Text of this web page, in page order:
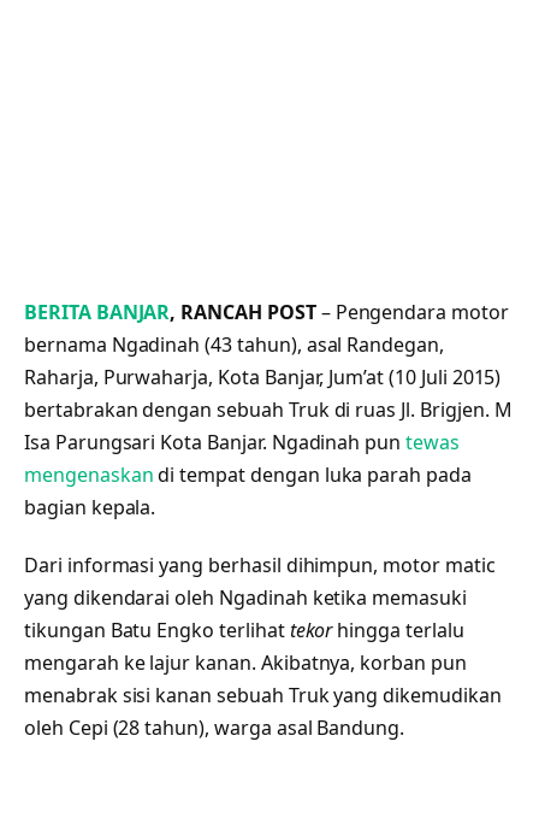
BERITA BANJAR, RANCAH POST– Pengendara motor
bernama Ngadinah (43 tahun), asal Randegan,
Raharja, Purwaharja, Kota Banjar, Jum’at (10 Juli 2015)
bertabrakan dengan sebuah Truk di ruas Jl. Brigjen. M
Isa Parungsari Kota Banjar. Ngadinah puntewas
mengenaskandi tempat dengan luka parah pada
bagian kepala.
Dari informasi yang berhasil dihimpun, motor matic
yang dikendarai oleh Ngadinah ketika memasuki
tikungan Batu Engko terlihattekorhingga terlalu
mengarah ke lajur kanan. Akibatnya, korban pun
menabrak sisi kanan sebuah Truk yang dikemudikan
oleh Cepi (28 tahun), warga asal Bandung.